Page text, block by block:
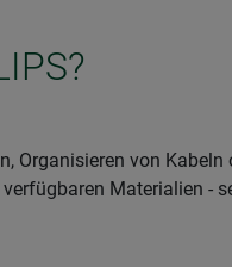
Organisieren von Kabeln
Materialien -